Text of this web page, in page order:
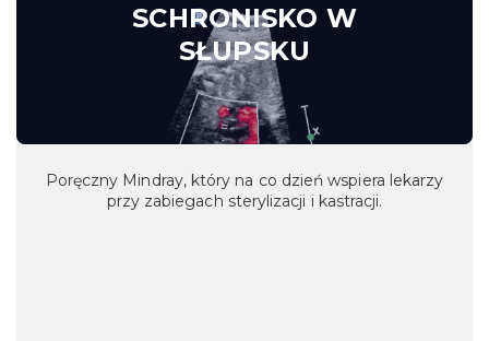
SCHRONISKO W
SŁUPSKU
Poręczny Mindray, który na co dzień wspiera lekarzy
przy zabiegach sterylizacji i kastracji.